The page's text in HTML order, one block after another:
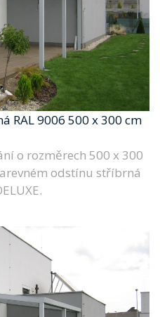
RAL 9006 500 x 300 cm
o rozměrech 500 x 300
odstínu stříbrná